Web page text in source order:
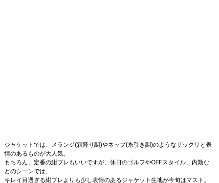
ジャケットでは、メランジ(霜降り調)やネップ(糸引き調)のようなザックリと表
情のあるものが大人気。
もちろん、定番の紺ブレもいいですが、休日のゴルフやOFFスタイル、内勤な
どのシーンでは、
キレイ目過ぎる紺ブレよりも少し表情のあるジャケット生地が今旬はマスト。